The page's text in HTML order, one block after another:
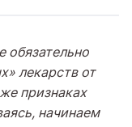
обязательно
лекарств от
признаках
начинаем